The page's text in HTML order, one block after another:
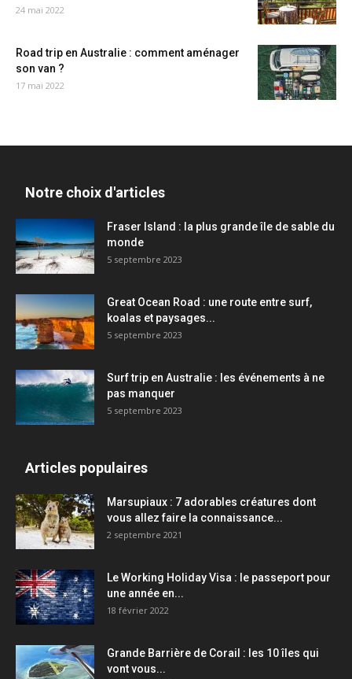
24 mai 2022
Road trip en Australie : comment aménager
son van ?
17 mai 2022
Notre choix d'articles
Fraser Island : la plus grande île de sable du
monde
5 septembre 2023
Great Ocean Road : une route entre surf,
koalas et paysages...
5 septembre 2023
Surf trip en Australie : les événements à ne
pas manquer
5 septembre 2023
Articles populaires
Marsupiaux : 7 adorables créatures dont
vous allez faire la connaissance...
2 septembre 2021
Le Working Holiday Visa : le passeport pour
une année en...
18 février 2022
Grande Barrière de Corail : les 10 îles qui
vont vous...